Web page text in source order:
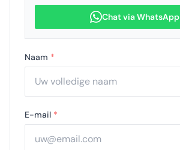
Chat via WhatsApp
Naam *
E-mail *